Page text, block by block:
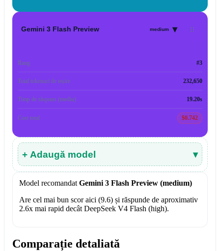
Gemini 3 Flash Preview medium ▾
Rang #3
Total tokenuri de ieșire 232,650
Timp de răspuns (mediu) 19.20s
Cost total $0.742
+ Adaugă model ▾
Model recomandat Gemini 3 Flash Preview (medium)
Are cel mai bun scor aici (9.6) și răspunde de aproximativ
2.6x mai rapid decât DeepSeek V4 Flash (high).
Comparație detaliată